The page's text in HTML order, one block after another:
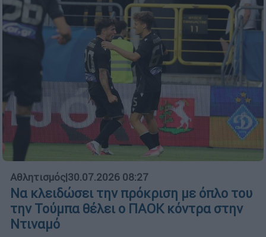
Αθλητισμός|30.07.2026 08:27
Να κλειδώσει την πρόκριση με όπλο του
την Τούμπα θέλει ο ΠΑΟΚ κόντρα στην
Ντιναμό